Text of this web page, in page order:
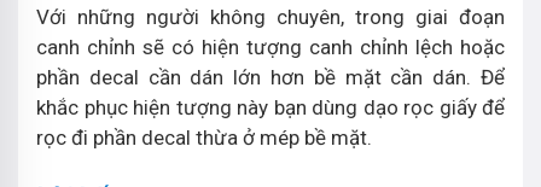
Với những người không chuyên, trong giai đoạn
canh chỉnh sẽ có hiện tượng canh chỉnh lệch hoặc
phần decal cần dán lớn hơn bề mặt cần dán. Để
khắc phục hiện tượng này bạn dùng dạo rọc giấy để
rọc đi phần decal thừa ở mép bề mặt.